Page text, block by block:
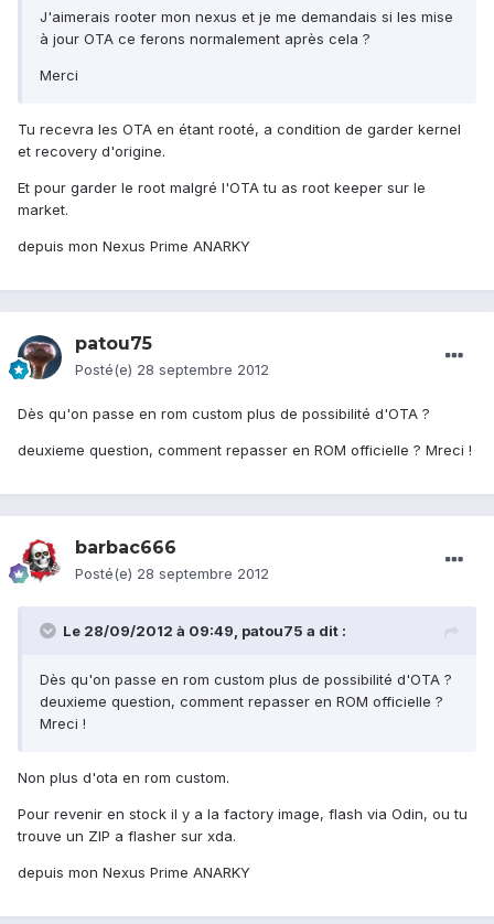
J'aimerais rooter mon nexus et je me demandais si les mise
à jour OTA ce ferons normalement après cela ?
Merci
Tu recevra les OTA en étant rooté, a condition de garder kernel
et recovery d'origine.
Et pour garder le root malgré l'OTA tu as root keeper sur le
market.
depuis mon Nexus Prime ANARKY
patou75
Posté(e) 28 septembre 2012
Dès qu'on passe en rom custom plus de possibilité d'OTA ?
deuxieme question, comment repasser en ROM officielle ? Mreci !
barbac666
Posté(e) 28 septembre 2012
Le 28/09/2012 à 09:49, patou75 a dit :
Dès qu'on passe en rom custom plus de possibilité d'OTA ?
deuxieme question, comment repasser en ROM officielle ?
Mreci !
Non plus d'ota en rom custom.
Pour revenir en stock il y a la factory image, flash via Odin, ou tu
trouve un ZIP a flasher sur xda.
depuis mon Nexus Prime ANARKY